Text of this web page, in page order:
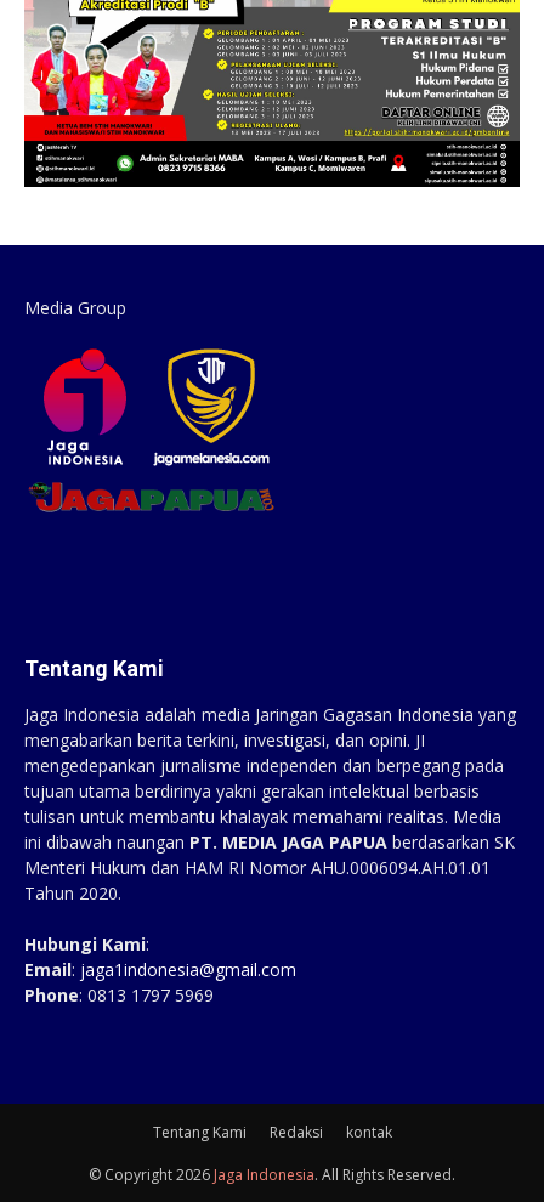
Media Group
Tentang Kami
Jaga Indonesia adalah media Jaringan Gagasan Indonesia yang
mengabarkan berita terkini, investigasi, dan opini. JI
mengedepankan jurnalisme independen dan berpegang pada
tujuan utama berdirinya yakni gerakan intelektual berbasis
tulisan untuk membantu khalayak memahami realitas. Media
ini dibawah naungan PT. MEDIA JAGA PAPUA berdasarkan SK
Menteri Hukum dan HAM RI Nomor AHU.0006094.AH.01.01
Tahun 2020.
Hubungi Kami:
Email: jaga1indonesia@gmail.com
Phone: 0813 1797 5969
Tentang Kami Redaksi kontak
© Copyright 2026 Jaga Indonesia. All Rights Reserved.